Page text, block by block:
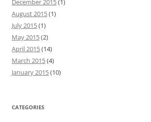
December 2015(1)
August 2015(1)
July 2015(1)
May 2015(2)
April 2015(14)
March 2015(4)
January 2015(10)
CATEGORIES